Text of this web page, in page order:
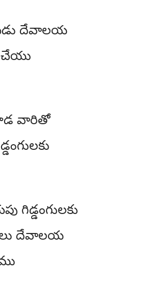
దేవాలయ
చేయు
వారితో
దేవాలయ